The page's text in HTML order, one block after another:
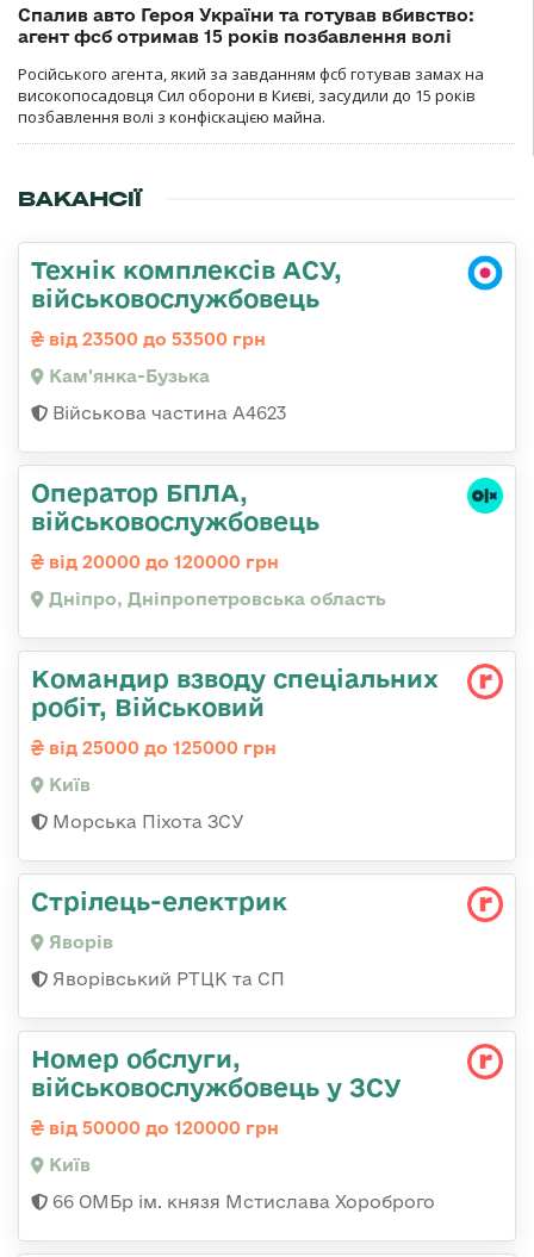
Спалив авто Героя України та готував вбивство:
агент фсб отримав 15 років позбавлення волі
Російського агента, який за завданням фсб готував замах на
високопосадовця Сил оборони в Києві, засудили до 15 років
позбавлення волі з конфіскацією майна.
ВАКАНСІЇ
Технік комплексів АСУ,
військовослужбовець
від 23500 до 53500 грн
Кам'янка-Бузька
Військова частина А4623
Оператор БПЛА,
військовослужбовець
від 20000 до 120000 грн
Дніпро, Дніпропетровська область
Командир взводу спеціальних
робіт, Військовий
від 25000 до 125000 грн
Київ
Морська Піхота ЗСУ
Стрілець-електрик
Яворів
Яворівський РТЦК та СП
Номер обслуги,
військовослужбовець у ЗСУ
від 50000 до 120000 грн
Київ
66 ОМБр ім. князя Мстислава Хороброго